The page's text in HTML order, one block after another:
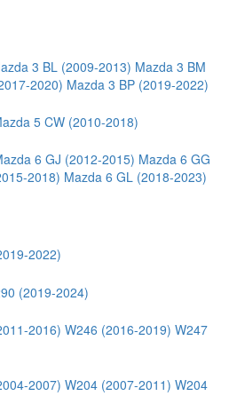
3 BL (2009-2013) Mazda 3 BM
2020) Mazda 3 BP (2019-2022)
5 CW (2010-2018)
6 GJ (2012-2015) Mazda 6 GG
2018) Mazda 6 GL (2018-2023)
2022)
(2019-2024)
2016) W246 (2016-2019) W247
2007) W204 (2007-2011) W204